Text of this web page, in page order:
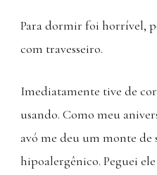
Para dormir foi horrível,
com travesseiro.
Imediatamente tive de
usando. Como meu
avó me deu um monte de
hipoalergênico. Peguei